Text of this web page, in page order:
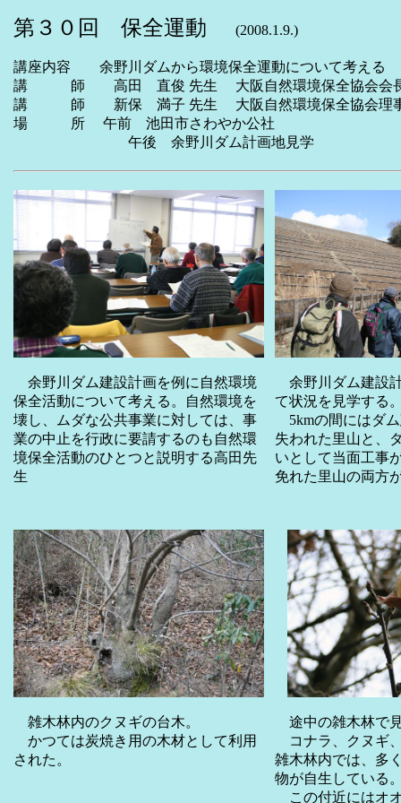
第３０回 保全運動 (2008.1.9.)
講座内容 余野川ダムから環境保全運動について考える
講 師 高田 直俊 先生 大阪自然環境保全協会会長／
講 師 新保 満子 先生 大阪自然環境保全協会理
場 所 午前 池田市さわやか公社
午後 余野川ダム計画地見学
余野川ダム建設計画を例に自然環境
保全活動について考える。自然環境を
壊し、ムダな公共事業に対しては、事
業の中止を行政に要請するのも自然環
境保全活動のひとつと説明する高田先
生
余野川ダム建設
て状況を見学する
5kmの間にはダ
失われた里山と、
いとして当面工事
免れた里山の両方
雑木林内のクヌギの台木。
かつては炭焼き用の木材として利用
された。
途中の雑木林で
コナラ、クヌギ
雑木林内では、多
物が自生している
この付近にはオ